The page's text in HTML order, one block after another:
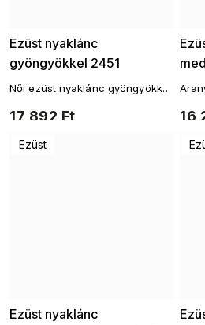
Ezüst nyaklánc
gyöngyökkel 2451
17 892 Ft
Női ezüst nyaklánc gyöngyökkel
16
Ezüst
Ezüst nyaklánc